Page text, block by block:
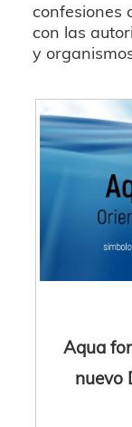
confesiones
con las
y
Aqua
nuevo